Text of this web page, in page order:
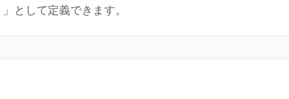
として定義できます。